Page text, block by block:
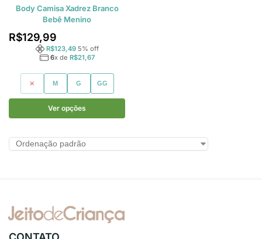
Body Camisa Xadrez Branco
Bebê Menino
R$129,99
R$123,49 5% off
6x de R$21,67
P M G GG
Ver opções